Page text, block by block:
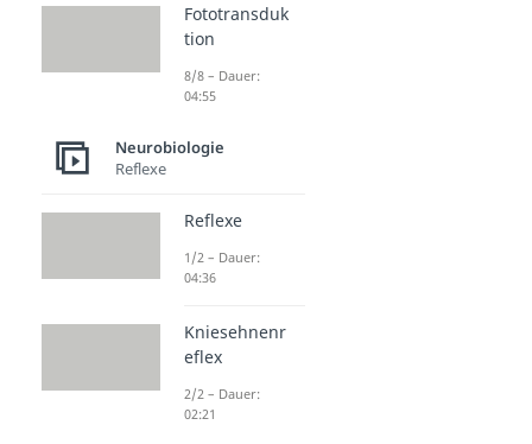
Fototransduk
tion
8/8 – Dauer:
04:55
Neurobiologie
Reflexe
Reflexe
1/2 – Dauer:
04:36
Kniesehnenr
eflex
2/2 – Dauer:
02:21